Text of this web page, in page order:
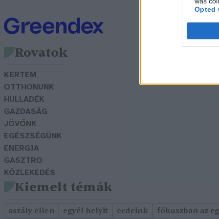
Opted
Rovatok
KERTEM
OTTHONUNK
HULLADÉK
GAZDASÁG
JÖVŐNK
EGÉSZSÉGÜNK
ENERGIA
GASZTRO
KÖZLEKEDÉS
Kiemelt témák
aszály ellen egyél helyit erdeink fókuszban az